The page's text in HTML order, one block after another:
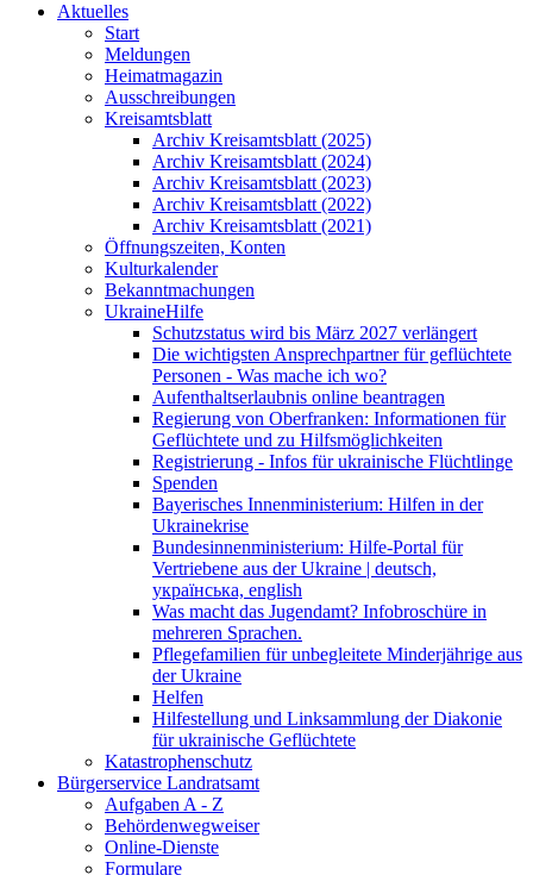
Aktuelles
Start
Meldungen
Heimatmagazin
Ausschreibungen
Kreisamtsblatt
Archiv Kreisamtsblatt (2025)
Archiv Kreisamtsblatt (2024)
Archiv Kreisamtsblatt (2023)
Archiv Kreisamtsblatt (2022)
Archiv Kreisamtsblatt (2021)
Öffnungszeiten, Konten
Kulturkalender
Bekanntmachungen
UkraineHilfe
Schutzstatus wird bis März 2027 verlängert
Die wichtigsten Ansprechpartner für geflüchtete
Personen - Was mache ich wo?
Aufenthaltserlaubnis online beantragen
Regierung von Oberfranken: Informationen für
Geflüchtete und zu Hilfsmöglichkeiten
Registrierung - Infos für ukrainische Flüchtlinge
Spenden
Bayerisches Innenministerium: Hilfen in der
Ukrainekrise
Bundesinnenministerium: Hilfe-Portal für
Vertriebene aus der Ukraine | deutsch,
українська, english
Was macht das Jugendamt? Infobroschüre in
mehreren Sprachen.
Pflegefamilien für unbegleitete Minderjährige aus
der Ukraine
Helfen
Hilfestellung und Linksammlung der Diakonie
für ukrainische Geflüchtete
Katastrophenschutz
Bürgerservice Landratsamt
Aufgaben A - Z
Behördenwegweiser
Online-Dienste
Formulare